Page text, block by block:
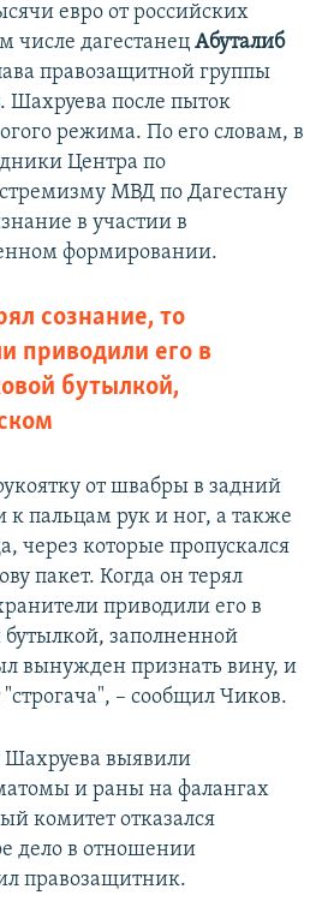
евро от российских
числе дагестанец Абуталиб
правозащитной группы
. Шахруева после пыток
режима. По его словам, в
Центра по
МВД по Дагестану
в участии в
формировании.
сознание, то
приводили его в
бутылкой,
от швабры в задний
к пальцам рук и ног, а также
через которые пропускался
пакет. Когда он терял
приводили его в
бутылкой, заполненной
вынужден признать вину, и
"строгача", – сообщил Чиков.
Шахруева выявили
и раны на фалангах
комитет отказался
дело в отношении
правозащитник.